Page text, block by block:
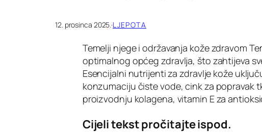
12. prosinca 2025.·LJEPOTA
Temelji njege i održavanja kože zdravom
optimalnog općeg zdravlja, što zahtijeva
Esencijalni nutrijenti za zdravlje kože
konzumaciju čiste vode, cink za popravak
proizvodnju kolagena, vitamin E za
Cijeli tekst pročitajte ispod.